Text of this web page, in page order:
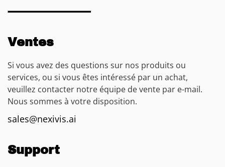
Ventes
Si vous avez des questions sur nos produits ou
services, ou si vous êtes intéressé par un achat,
veuillez contacter notre équipe de vente par e-mail.
Nous sommes à votre disposition.
sales@nexivis.ai
Support